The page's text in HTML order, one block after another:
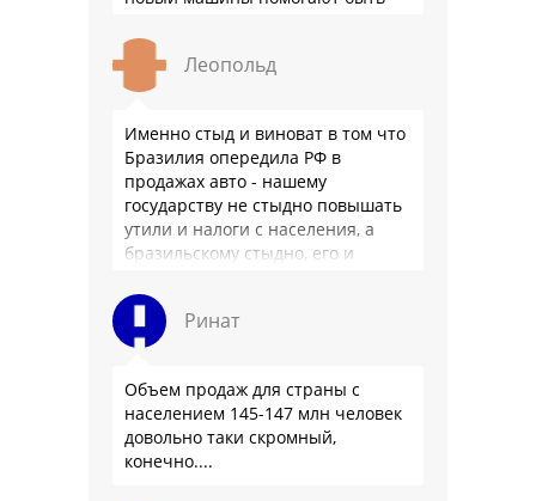
Леопольд
Именно стыд и виноват в том что
Бразилия опередила РФ в
продажах авто - нашему
государству не стыдно повышать
утили и налоги с населения, а
бразильскому стыдно, его и
Ринат
Объем продаж для страны с
населением 145-147 млн человек
довольно таки скромный,
конечно....